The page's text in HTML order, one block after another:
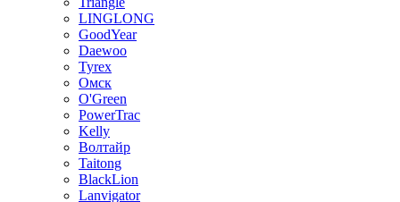
LINGLONG
GoodYear
Daewoo
Tyrex
Омск
O'Green
PowerTrac
Kelly
Волтайр
Taitong
BlackLion
Lanvigator